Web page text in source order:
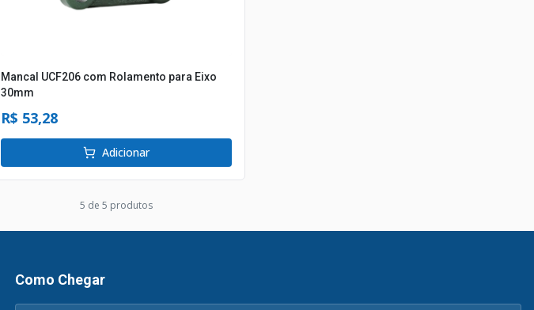
Mancal UCF206 com Rolamento para Eixo
30mm
R$ 53,28
Adicionar
5 de 5 produtos
Como Chegar